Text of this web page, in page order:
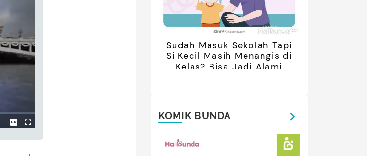
Sudah Masuk Sekolah Tapi
Si Kecil Masih Menangis di
Kelas? Bisa Jadi Alami
KOMIK BUNDA